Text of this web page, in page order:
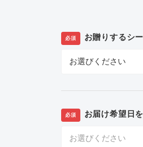
必須 お贈りするシ
必須 お届け希望日